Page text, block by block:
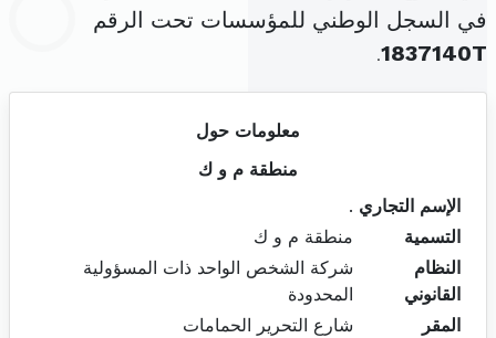
في السجل الوطني للمؤسسات تحت الرقم
1837140T
.
معلومات حول
منطقة م و ك
الإسم التجاري .
التسمية
منطقة م و ك
النظام
القانوني
شركة الشخص الواحد ذات المسؤولية
المحدودة
المقر
شارع التحرير الحمامات